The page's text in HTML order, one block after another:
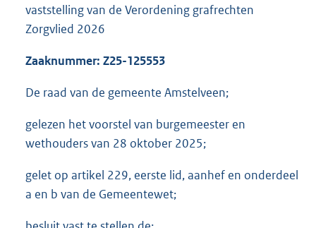
vaststelling van de Verordening grafrechten
Zorgvlied 2026
Zaaknummer: Z25-125553
De raad van de gemeente Amstelveen;
gelezen het voorstel van burgemeester en
wethouders van 28 oktober 2025;
gelet op artikel 229, eerste lid, aanhef en onderdeel
a en b van de Gemeentewet;